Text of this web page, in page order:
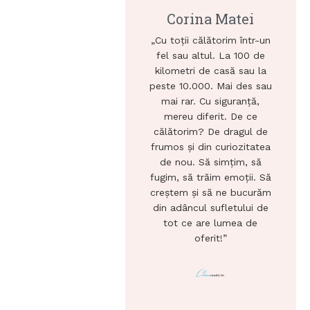
Corina Matei
„Cu toții călătorim într-un
fel sau altul. La 100 de
kilometri de casă sau la
peste 10.000. Mai des sau
mai rar. Cu siguranță,
mereu diferit. De ce
călătorim? De dragul de
frumos și din curiozitatea
de nou. Să simțim, să
fugim, să trăim emoții. Să
creștem și să ne bucurăm
din adâncul sufletului de
tot ce are lumea de
oferit!”